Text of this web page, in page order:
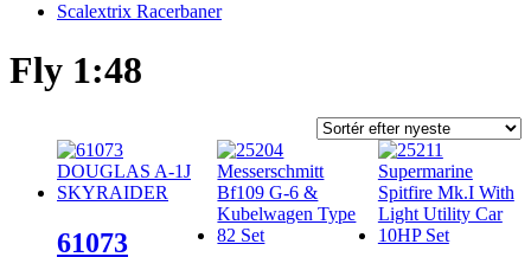
Scalextrix Racerbaner
Fly 1:48
61073